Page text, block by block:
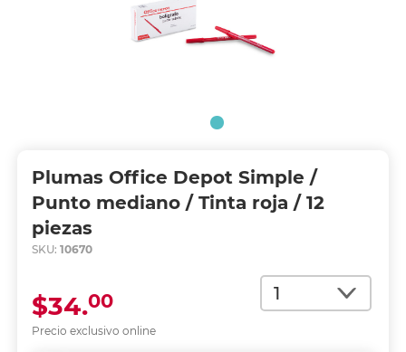
Plumas Office Depot Simple /
Punto mediano / Tinta roja / 12
piezas
SKU: 10670
Cantidad
Precio exclusivo online
$34.00